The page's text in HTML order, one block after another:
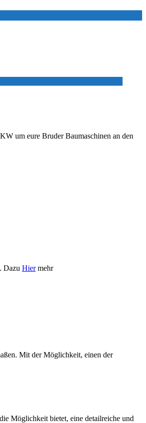
um eure Bruder Baumaschinen an den
Dazu Hiermehr
Mit der Möglichkeit, einen der
Möglichkeit bietet, eine detailreiche und